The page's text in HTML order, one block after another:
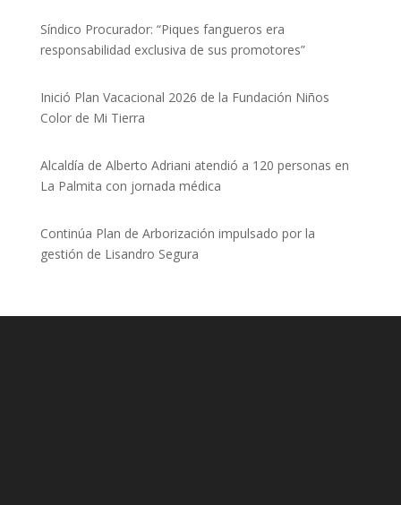
Síndico Procurador: “Piques fangueros era
responsabilidad exclusiva de sus promotores”
Inició Plan Vacacional 2026 de la Fundación Niños
Color de Mi Tierra
Alcaldía de Alberto Adriani atendió a 120 personas en
La Palmita con jornada médica
Continúa Plan de Arborización impulsado por la
gestión de Lisandro Segura